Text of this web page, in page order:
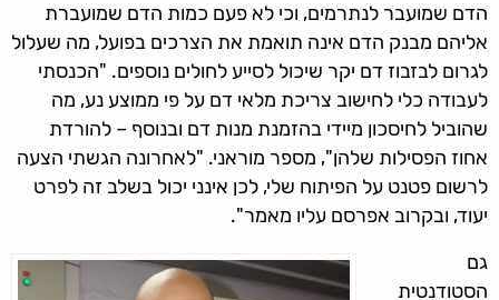
הדם שמועבר לנתרמים, וכי לא פעם כמות הדם שמועברת
אליהם מבנק הדם אינה תואמת את הצרכים בפועל, מה שעלול
לגרום לבזבוז דם יקר שיכול לסייע לחולים נוספים. "הכנסתי
לעבודה כלי לחישוב צריכת מלאי דם על פי ממוצע נע, מה
שהוביל לחיסכון מיידי בהזמנת מנות דם ובנוסף – להורדת
אחוז הפסילות שלהן", מספר מוראני. "לאחרונה הגשתי הצעה
לרשום פטנט על הפיתוח שלי, לכן אינני יכול בשלב זה לפרט
יעוד, ובקרוב אפרסם עליו מאמר".
גם
הסטודנטית